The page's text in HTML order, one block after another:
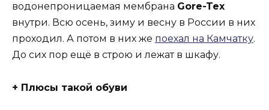
водонепроницаемая мембрана Gore-Tex
внутри. Всю осень, зиму и весну в России в них
проходил. А потом в них же поехал на Камчатку.
До сих пор ещё в строю и лежат в шкафу.
+ Плюсы такой обуви